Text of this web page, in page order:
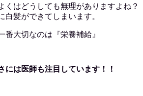
くはどうしても無理がありますよね？
白髪ができてしまいます。
番大切なのは『栄養補給』
には医師も注目しています！！